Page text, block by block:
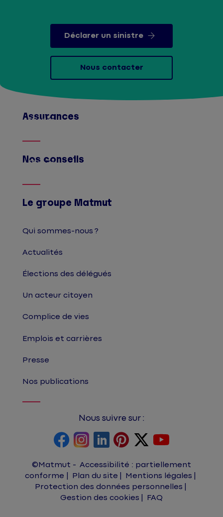
Déclarer un sinistre
Nous contacter
Assurances
Afficher
Nos conseils
Afficher
Le groupe Matmut
Qui sommes-nous ?
Actualités
Élections des délégués
Un acteur citoyen
Complice de vies
Emplois et carrières
Presse
Nos publications
Nous suivre sur :
©Matmut
Accessibilité : partiellement
conforme
Plan du site
Mentions légales
Protection des données personnelles
Gestion des cookies
FAQ